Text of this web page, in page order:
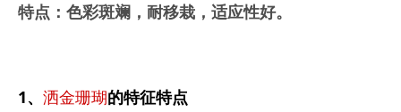
特点：色彩斑斓，耐移栽，适应性好。
1、 洒金珊瑚的特征特点